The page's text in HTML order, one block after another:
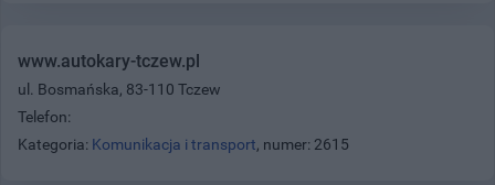
www.autokary-tczew.pl
ul. Bosmańska, 83-110 Tczew
Telefon:
Kategoria: Komunikacja i transport, numer: 2615